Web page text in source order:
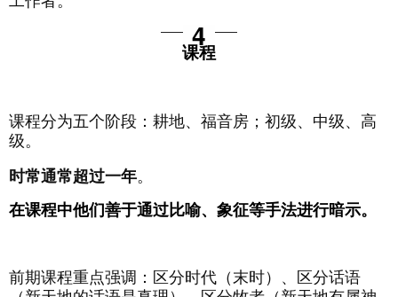
4
课程
课程分为五个阶段：耕地、福音房；初级、中级、高
级。
时常通常超过一年。
在课程中他们善于通过比喻、象征等手法进行暗示。
前期课程重点强调：区分时代（末时）、区分话语